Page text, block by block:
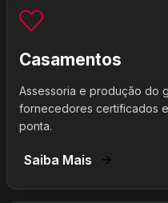
Casamentos
Assessoria e produção do
fornecedores certificados
ponta.
Saiba Mais